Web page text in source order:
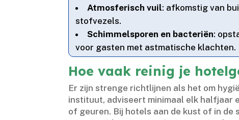
Atmosferisch vuil: afkomstig van
stofvezels.​
Schimmelsporen en bacteriën:
voor gasten met astmatische klachten.​
Hoe vaak reinig je
Er zijn strenge richtlijnen als het om
instituut, adviseert minimaal elk halfjaar
of geuren.​ Bij hotels aan de kust of in de